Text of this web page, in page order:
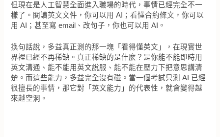
但現在是人工智慧全面進入職場的時代，事情已經完全不一
樣了。閱讀英文文件，你可以用 AI；看懂合約條文，你可以
用 AI；甚至寫 email、改句子，你也可以用 AI。
換句話說，多益真正測的那一塊「看得懂英文」，在現實世
界裡已經不再稀缺。真正稀缺的是什麼？是你能不能即時用
英文溝通、能不能用英文說服、能不能在壓力下把意思講清
楚。而這些能力，多益完全沒有碰。當一個考試只測 AI 已經
很擅長的事情，那它對「英文能力」的代表性，就會變得越
來越空洞。